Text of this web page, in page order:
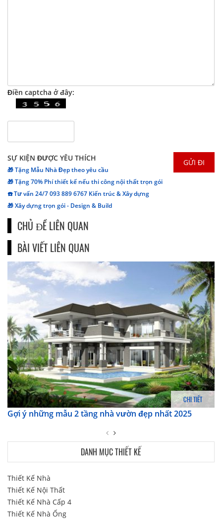
Điền captcha ở đây:
SỰ KIỆN ĐƯỢC YÊU THÍCH
🎁 Tặng Mẫu Nhà Đẹp theo yêu cầu
🎁 Tặng 70% Phí thiết kế nếu thi công nội thất trọn gói
☎️ Tư vấn 24/7 093 889 6767 Kiến trúc & Xây dựng
🎁 Xây dựng trọn gói - Design & Build
CHỦ ĐỀ LIÊN QUAN
BÀI VIẾT LIÊN QUAN
CHI TIẾT
Gợi ý những mẫu 2 tầng nhà vườn đẹp nhất 2025
DANH MỤC THIẾT KẾ
Thiết Kế Nhà
Thiết Kế Nội Thất
Thiết Kế Nhà Cấp 4
Thiết Kế Nhà Ống